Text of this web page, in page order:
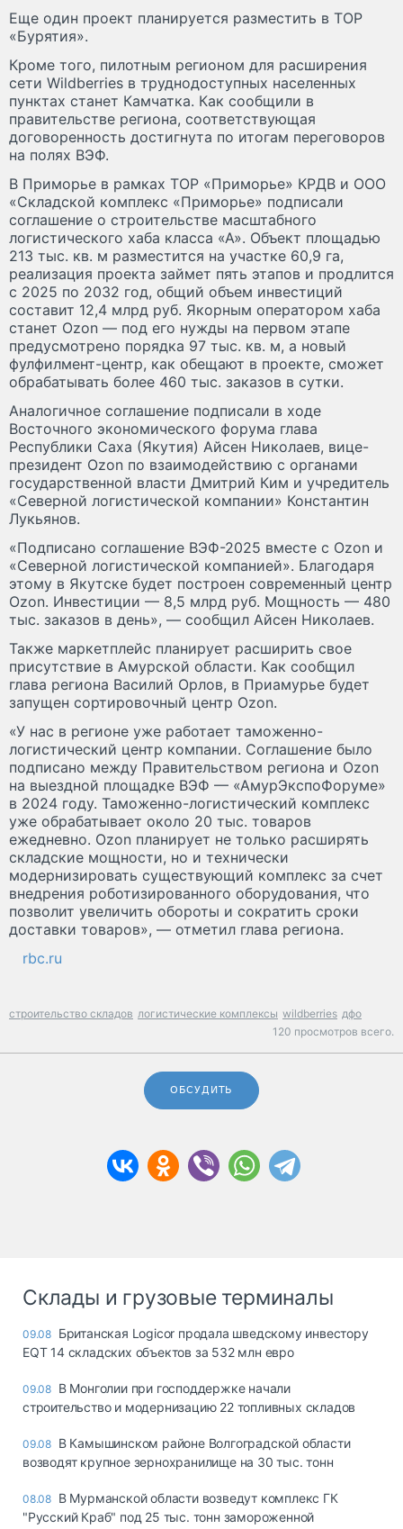
Еще один проект планируется разместить в ТОР
«Бурятия».
Кроме того, пилотным регионом для расширения
сети Wildberries в труднодоступных населенных
пунктах станет Камчатка. Как сообщили в
правительстве региона, соответствующая
договоренность достигнута по итогам переговоров
на полях ВЭФ.
В Приморье в рамках ТОР «Приморье» КРДВ и ООО
«Складской комплекс «Приморье» подписали
соглашение о строительстве масштабного
логистического хаба класса «А». Объект площадью
213 тыс. кв. м разместится на участке 60,9 га,
реализация проекта займет пять этапов и продлится
с 2025 по 2032 год, общий объем инвестиций
составит 12,4 млрд руб. Якорным оператором хаба
станет Ozon — под его нужды на первом этапе
предусмотрено порядка 97 тыс. кв. м, а новый
фулфилмент-центр, как обещают в проекте, сможет
обрабатывать более 460 тыс. заказов в сутки.
Аналогичное соглашение подписали в ходе
Восточного экономического форума глава
Республики Саха (Якутия) Айсен Николаев, вице-
президент Ozon по взаимодействию с органами
государственной власти Дмитрий Ким и учредитель
«Северной логистической компании» Константин
Лукьянов.
«Подписано соглашение ВЭФ-2025 вместе с Ozon и
«Северной логистической компанией». Благодаря
этому в Якутске будет построен современный центр
Ozon. Инвестиции — 8,5 млрд руб. Мощность — 480
тыс. заказов в день», — сообщил Айсен Николаев.
Также маркетплейс планирует расширить свое
присутствие в Амурской области. Как сообщил
глава региона Василий Орлов, в Приамурье будет
запущен сортировочный центр Ozon.
«У нас в регионе уже работает таможенно-
логистический центр компании. Соглашение было
подписано между Правительством региона и Ozon
на выездной площадке ВЭФ — «АмурЭкспоФоруме»
в 2024 году. Таможенно-логистический комплекс
уже обрабатывает около 20 тыс. товаров
ежедневно. Ozon планирует не только расширять
складские мощности, но и технически
модернизировать существующий комплекс за счет
внедрения роботизированного оборудования, что
позволит увеличить обороты и сократить сроки
доставки товаров», — отметил глава региона.
rbc.ru
строительство складов логистические комплексы wildberries дфо
120 просмотров всего.
ОБСУДИТЬ
Склады и грузовые терминалы
09.08 Британская Logicor продала шведскому инвестору
EQT 14 складских объектов за 532 млн евро
09.08 В Монголии при господдержке начали
строительство и модернизацию 22 топливных складов
09.08 В Камышинском районе Волгоградской области
возводят крупное зернохранилище на 30 тыс. тонн
08.08 В Мурманской области возведут комплекс ГК
"Русский Краб" под 25 тыс. тонн замороженной